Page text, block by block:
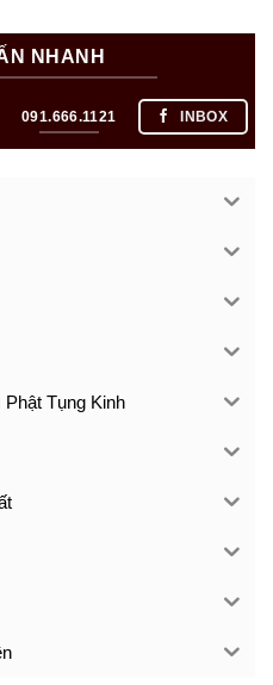
NHANH
091.666.1121 INBOX
Tụng Kinh